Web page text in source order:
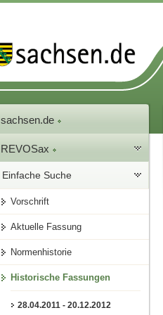
sachsen.de
REVOSax
Einfache Suche
Vorschrift
Aktuelle Fassung
Normenhistorie
Historische Fassungen
28.04.2011 - 20.12.2012